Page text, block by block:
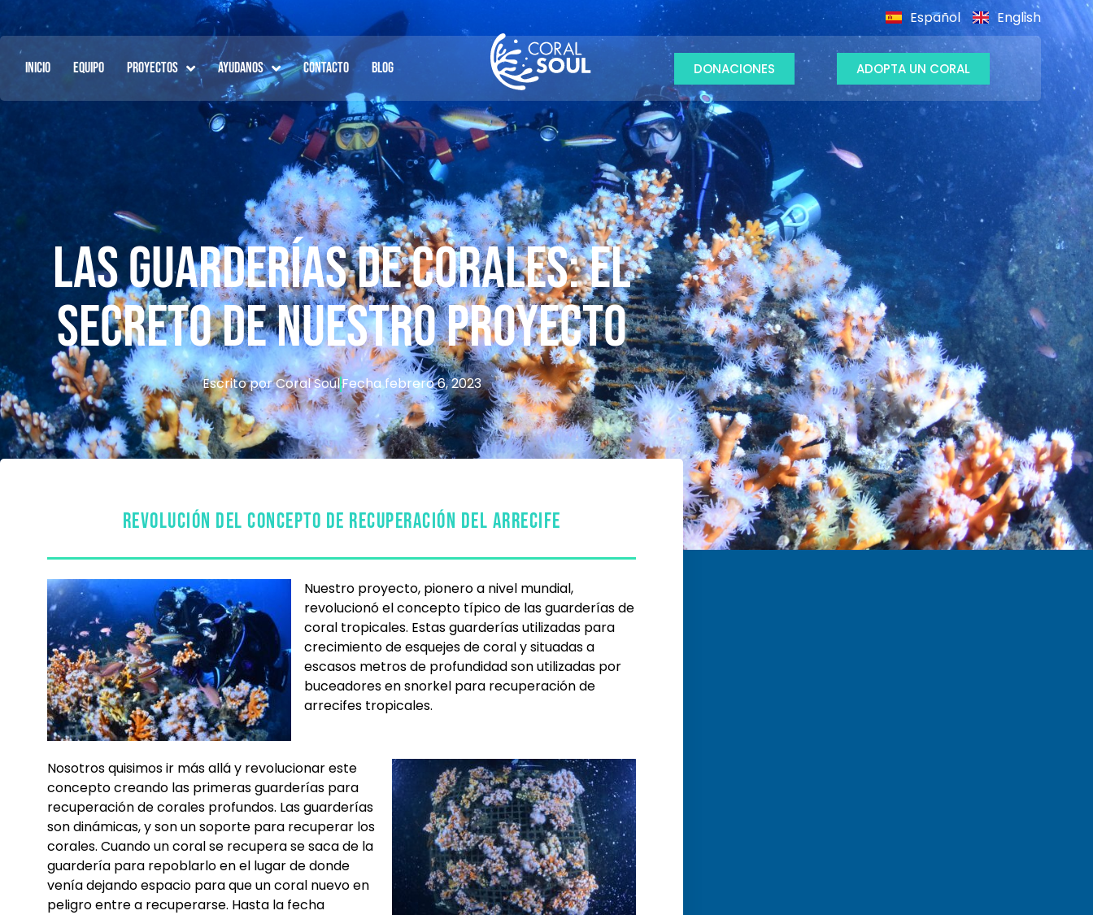
Español English
INICIO EQUIPO PROYECTOS AYUDANOS CONTACTO BLOG DONACIONES ADOPTA UN CORAL
Las guarderías de corales: el
secreto de nuestro proyecto
Escrito por Coral SoulFechafebrero 6, 2023
REVOLUCIÓN DEL CONCEPTO DE RECUPERACIÓN DEL ARRECIFE
Nuestro proyecto, pionero a nivel mundial,
revolucionó el concepto típico de las guarderías de
coral tropicales. Estas guarderías utilizadas para
crecimiento de esquejes de coral y situadas a
escasos metros de profundidad son utilizadas por
buceadores en snorkel para recuperación de
arrecifes tropicales.
Nosotros quisimos ir más allá y revolucionar este
concepto creando las primeras guarderías para
recuperación de corales profundos. Las guarderías
son dinámicas, y son un soporte para recuperar los
corales. Cuando un coral se recupera se saca de la
guardería para repoblarlo en el lugar de donde
venía dejando espacio para que un coral nuevo en
peligro entre a recuperarse. Hasta la fecha